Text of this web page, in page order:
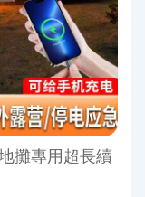
攤專用超長續